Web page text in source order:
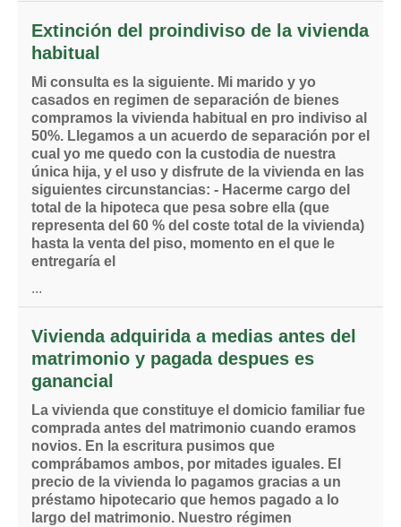
Extinción del proindiviso de la vivienda
habitual
Mi consulta es la siguiente. Mi marido y yo
casados en regimen de separación de bienes
compramos la vivienda habitual en pro indiviso al
50%. Llegamos a un acuerdo de separación por el
cual yo me quedo con la custodia de nuestra
única hija, y el uso y disfrute de la vivienda en las
siguientes circunstancias: - Hacerme cargo del
total de la hipoteca que pesa sobre ella (que
representa del 60 % del coste total de la vivienda)
hasta la venta del piso, momento en el que le
entregaría el
...
Vivienda adquirida a medias antes del
matrimonio y pagada despues es
ganancial
La vivienda que constituye el domicio familiar fue
comprada antes del matrimonio cuando eramos
novios. En la escritura pusimos que
comprábamos ambos, por mitades iguales. El
precio de la vivienda lo pagamos gracias a un
préstamo hipotecario que hemos pagado a lo
largo del matrimonio. Nuestro régimen